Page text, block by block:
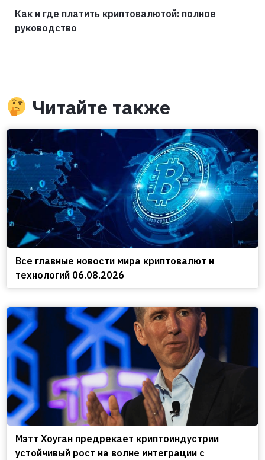
Как и где платить криптовалютой: полное
руководство
Читайте также
Все главные новости мира криптовалют и
технологий 06.08.2026
Мэтт Хоуган предрекает криптоиндустрии
устойчивый рост на волне интеграции с